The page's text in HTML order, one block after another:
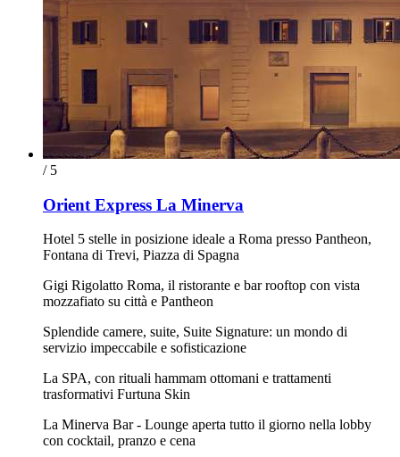
/ 5
Orient Express La Minerva
Hotel 5 stelle in posizione ideale a Roma presso Pantheon,
Fontana di Trevi, Piazza di Spagna
Gigi Rigolatto Roma, il ristorante e bar rooftop con vista
mozzafiato su città e Pantheon
Splendide camere, suite, Suite Signature: un mondo di
servizio impeccabile e sofisticazione
La SPA, con rituali hammam ottomani e trattamenti
trasformativi Furtuna Skin
La Minerva Bar - Lounge aperta tutto il giorno nella lobby
con cocktail, pranzo e cena